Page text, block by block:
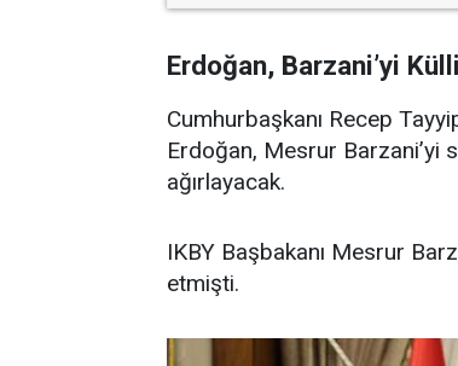
Erdoğan, Barzani’yi
Cumhurbaşkanı Recep
Erdoğan, Mesrur Barzani’yi
ağırlayacak.
IKBY Başbakanı Mesrur
etmişti.